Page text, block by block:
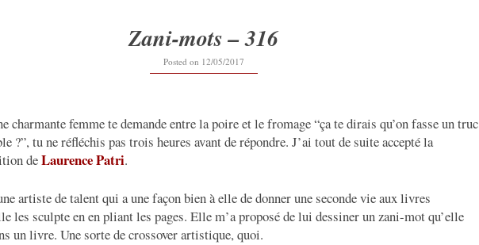
Zani-mots – 316
Posted on 12/05/2017
charmante femme te demande entre la poire et le fromage “ça te dirais qu’on fasse un truc
?”, tu ne réfléchis pas trois heures avant de répondre. J’ai tout de suite accepté la
deLaurence Patri.
artiste de talent qui a une façon bien à elle de donner une seconde vie aux livres
les sculpte en en pliant les pages. Elle m’a proposé de lui dessiner un zani-mot qu’elle
un livre. Une sorte de crossover artistique, quoi.